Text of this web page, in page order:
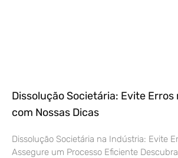
Dissolução Societária: Evite
com Nossas Dicas
Dissolução Societária na Indústria: Evite
Assegure um Processo Eficiente